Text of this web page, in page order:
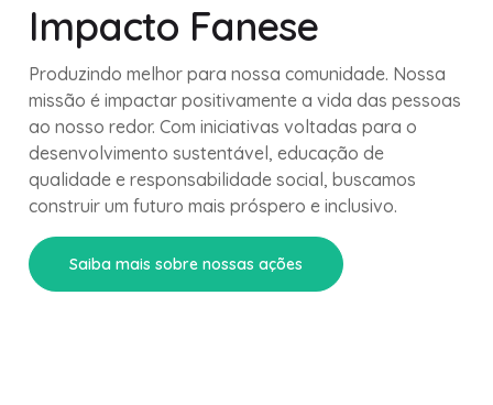
Impacto Fanese
Produzindo melhor para nossa comunidade. Nossa
missão é impactar positivamente a vida das pessoas
ao nosso redor. Com iniciativas voltadas para o
desenvolvimento sustentável, educação de
qualidade e responsabilidade social, buscamos
construir um futuro mais próspero e inclusivo.
Saiba mais sobre nossas ações